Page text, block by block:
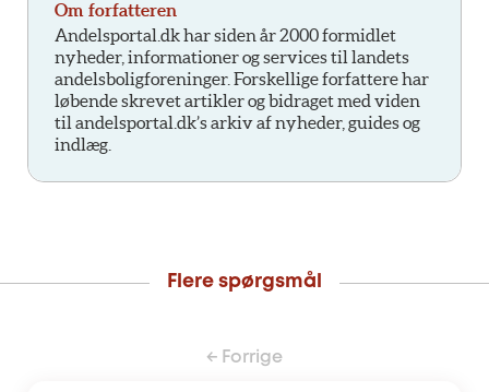
Om forfatteren
Andelsportal.dk har siden år 2000 formidlet
nyheder, informationer og services til landets
andelsboligforeninger. Forskellige forfattere har
løbende skrevet artikler og bidraget med viden
til andelsportal.dk’s arkiv af nyheder, guides og
indlæg.
Flere spørgsmål
← Forrige